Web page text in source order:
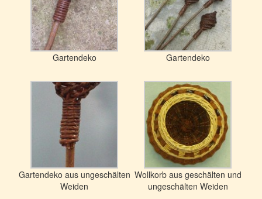
Gartendeko Gartendeko
Gartendeko aus ungeschälten
Weiden
Wollkorb aus geschälten und
ungeschälten Weiden